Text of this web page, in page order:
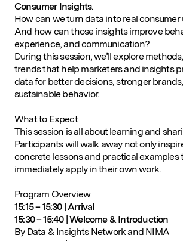
Consumer Insights.
How can we turn data into real
And how can those insights improve
experience, and communication?
During this session, we’ll explore
trends that help marketers and insights
data for better decisions, stronger
sustainable behavior.
What to Expect
This session is all about learning and
Participants will walk away not only
concrete lessons and practical examples
immediately apply in their own work.
Program Overview
15:15 – 15:30 | Arrival
15:30 – 15:40 | Welcome & Introduction
By Data & Insights Network and NIMA